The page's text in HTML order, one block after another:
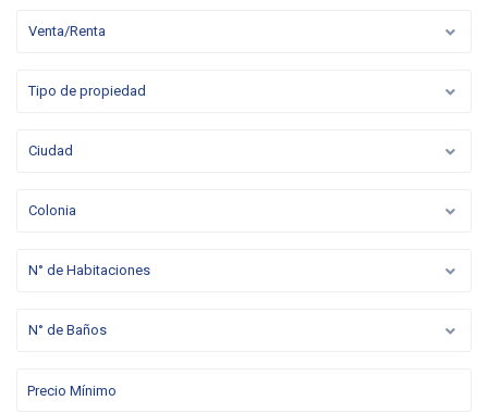
Venta/Renta
Tipo de propiedad
Ciudad
Colonia
N° de Habitaciones
N° de Baños